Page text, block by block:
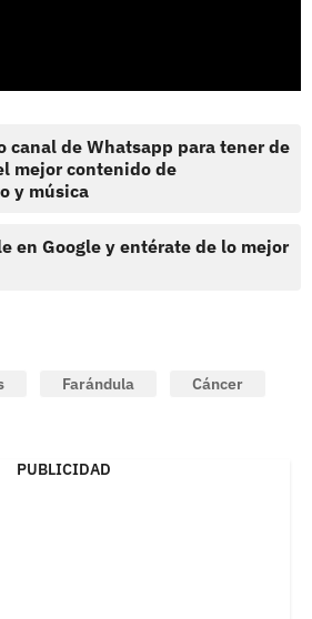
canal de Whatsapp para tener de
mejor contenido de
y música
en Google y entérate de lo mejor
Farándula Cáncer
PUBLICIDAD